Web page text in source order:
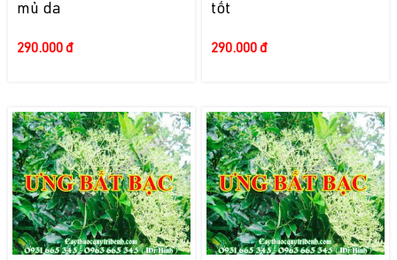
mủ da
290.000 đ
tốt
290.000 đ